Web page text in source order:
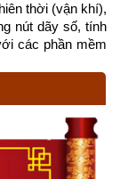
thời (vận khí),
nút dãy số, tính
các phần mềm